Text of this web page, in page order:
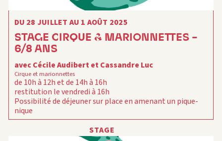
DU 28 JUILLET AU 1 AOÛT 2025
STAGE CIRQUE & MARIONNETTES –
6/8 ANS
avec Cécile Audibert et Cassandre Luc
Cirque et marionnettes
de 10h à 12h et de 14h à 16h
restitution le vendredi à 16h
Possibilité de déjeuner sur place en amenant un pique-
nique
En partenariat avec le METT (atelier de la marionnette)
STAGE